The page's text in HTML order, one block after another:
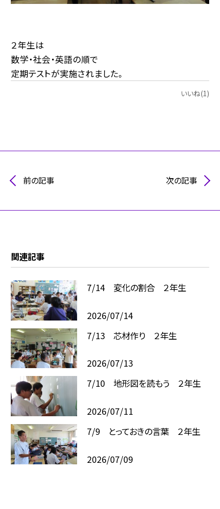
２年生は
数学・社会・英語の順で
定期テストが実施されました。
いいね(1)
前の記事 次の記事
関連記事
7/14 変化の割合 ２年生
2026/07/14
7/13 芯材作り ２年生
2026/07/13
7/10 地形図を読もう ２年生
2026/07/11
7/9 とっておきの言葉 ２年生
2026/07/09